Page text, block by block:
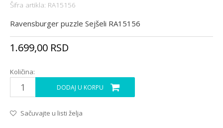
Šifra artikla: RA15156
Ravensburger puzzle Sejšeli RA15156
1.699,00 RSD
Količina:
DODAJ U KORPU
Sačuvajte u listi želja